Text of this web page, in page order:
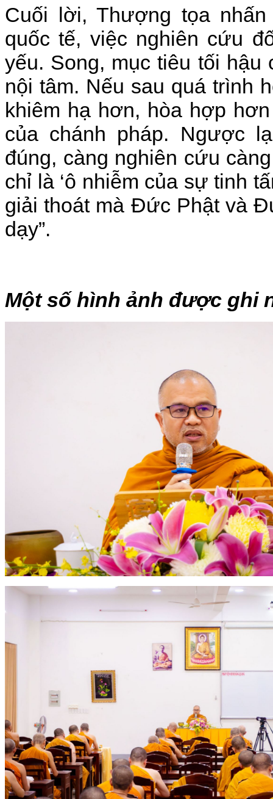
Cuối lời, Thượng tọa
quốc tế, việc nghiên cứu
yếu. Song, mục tiêu tối
nội tâm. Nếu sau quá trình
khiêm hạ hơn, hòa hợp
của chánh pháp. Ngược
đúng, càng nghiên cứu
chỉ là ‘ô nhiễm của sự tinh
giải thoát mà Đức Phật và
dạy”.
Một số hình ảnh được ghi